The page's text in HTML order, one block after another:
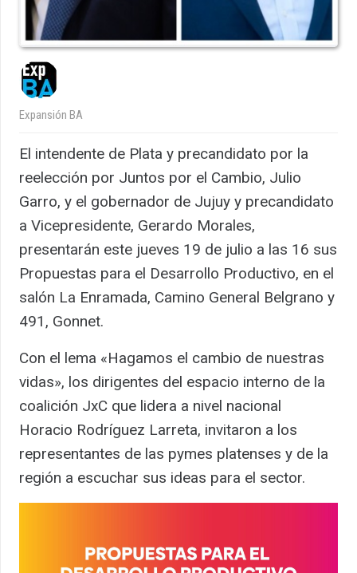
Expansión BA
El intendente de Plata y precandidato por la
reelección por Juntos por el Cambio, Julio
Garro, y el gobernador de Jujuy y precandidato
a Vicepresidente, Gerardo Morales,
presentarán este jueves 19 de julio a las 16 sus
Propuestas para el Desarrollo Productivo, en el
salón La Enramada, Camino General Belgrano y
491, Gonnet.
Con el lema «Hagamos el cambio de nuestras
vidas», los dirigentes del espacio interno de la
coalición JxC que lidera a nivel nacional
Horacio Rodríguez Larreta, invitaron a los
representantes de las pymes platenses y de la
región a escuchar sus ideas para el sector.